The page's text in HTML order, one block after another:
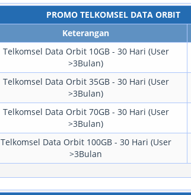
PROMO TELKOMSEL DATA ORBIT
Keterangan
Telkomsel Data Orbit 10GB - 30 Hari (User
>3Bulan)
Telkomsel Data Orbit 35GB - 30 Hari (User
>3Bulan)
Telkomsel Data Orbit 70GB - 30 Hari (User
>3Bulan)
Telkomsel Data Orbit 100GB - 30 Hari (User
>3Bulan